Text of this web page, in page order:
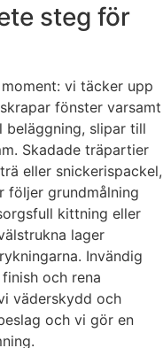
steg för
vi täcker upp
fönster varsamt
slipar till
Skadade träpartier
eller snickerispackel,
följer grundmålning
kittning eller
lager
Invändig
och rena
väderskydd och
och vi gör en